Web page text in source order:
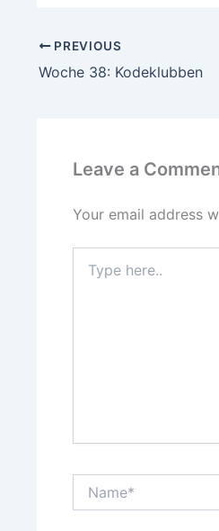
PREVIOUS
Woche 38: Kodeklubben
Leave a
Your email address
here..